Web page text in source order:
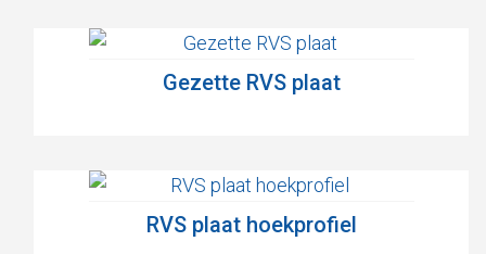
Gezette RVS plaat
RVS plaat hoekprofiel